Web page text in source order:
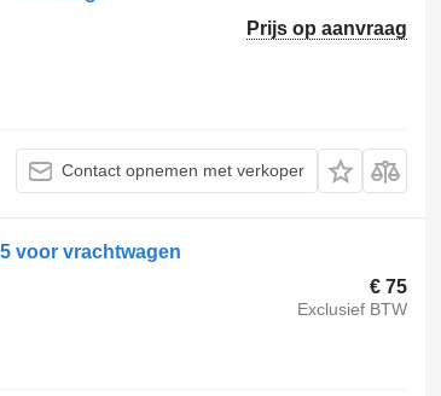
Prijs op aanvraag
Contact opnemen met verkoper
voor vrachtwagen
€ 75
Exclusief BTW